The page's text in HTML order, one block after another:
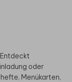
oder
Menükarten,